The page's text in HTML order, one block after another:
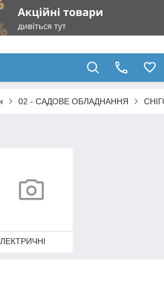
02 - САДОВЕ ОБЛАДНАННЯ